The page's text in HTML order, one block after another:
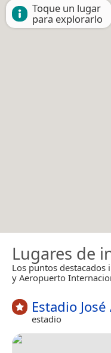
Toque un lugar
para explorarlo
Lugares de
Los puntos destacados
y Aeropuerto
Estadio
estadio